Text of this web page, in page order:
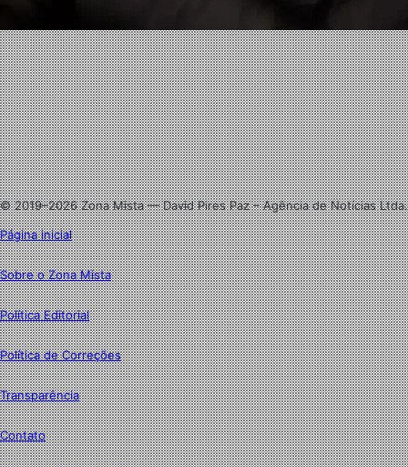
Facebook
X
Linkedin
Instagram
© 2019–2026 Zona Mista — David Pires Paz – Agência de Notícias Ltda.
Página inicial
Sobre o Zona Mista
Política Editorial
Política de Correções
Transparência
Contato